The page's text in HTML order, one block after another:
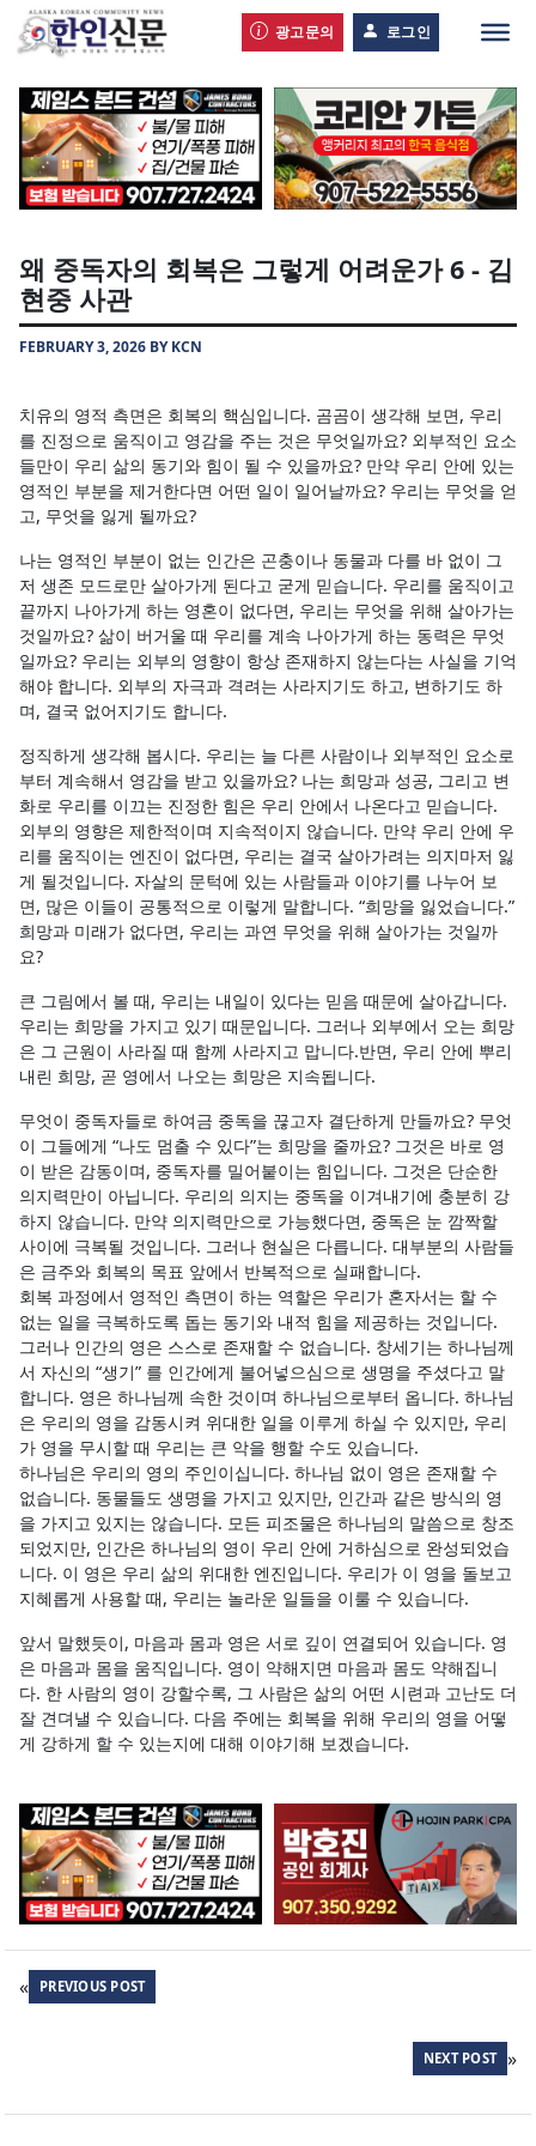
광고문의 로그인
왜 중독자의 회복은 그렇게 어려운가 6 - 김
현중 사관
FEBRUARY 3, 2026 BY KCN
치유의 영적 측면은 회복의 핵심입니다. 곰곰이 생각해 보면, 우리
를 진정으로 움직이고 영감을 주는 것은 무엇일까요? 외부적인 요소
들만이 우리 삶의 동기와 힘이 될 수 있을까요? 만약 우리 안에 있는
영적인 부분을 제거한다면 어떤 일이 일어날까요? 우리는 무엇을 얻
고, 무엇을 잃게 될까요?
나는 영적인 부분이 없는 인간은 곤충이나 동물과 다를 바 없이 그
저 생존 모드로만 살아가게 된다고 굳게 믿습니다. 우리를 움직이고
끝까지 나아가게 하는 영혼이 없다면, 우리는 무엇을 위해 살아가는
것일까요? 삶이 버거울 때 우리를 계속 나아가게 하는 동력은 무엇
일까요? 우리는 외부의 영향이 항상 존재하지 않는다는 사실을 기억
해야 합니다. 외부의 자극과 격려는 사라지기도 하고, 변하기도 하
며, 결국 없어지기도 합니다.
정직하게 생각해 봅시다. 우리는 늘 다른 사람이나 외부적인 요소로
부터 계속해서 영감을 받고 있을까요? 나는 희망과 성공, 그리고 변
화로 우리를 이끄는 진정한 힘은 우리 안에서 나온다고 믿습니다.
외부의 영향은 제한적이며 지속적이지 않습니다. 만약 우리 안에 우
리를 움직이는 엔진이 없다면, 우리는 결국 살아가려는 의지마저 잃
게 될것입니다. 자살의 문턱에 있는 사람들과 이야기를 나누어 보
면, 많은 이들이 공통적으로 이렇게 말합니다. “희망을 잃었습니다.”
희망과 미래가 없다면, 우리는 과연 무엇을 위해 살아가는 것일까
요?
큰 그림에서 볼 때, 우리는 내일이 있다는 믿음 때문에 살아갑니다.
우리는 희망을 가지고 있기 때문입니다. 그러나 외부에서 오는 희망
은 그 근원이 사라질 때 함께 사라지고 맙니다.반면, 우리 안에 뿌리
내린 희망, 곧 영에서 나오는 희망은 지속됩니다.
무엇이 중독자들로 하여금 중독을 끊고자 결단하게 만들까요? 무엇
이 그들에게 “나도 멈출 수 있다”는 희망을 줄까요? 그것은 바로 영
이 받은 감동이며, 중독자를 밀어붙이는 힘입니다. 그것은 단순한
의지력만이 아닙니다. 우리의 의지는 중독을 이겨내기에 충분히 강
하지 않습니다. 만약 의지력만으로 가능했다면, 중독은 눈 깜짝할
사이에 극복될 것입니다. 그러나 현실은 다릅니다. 대부분의 사람들
은 금주와 회복의 목표 앞에서 반복적으로 실패합니다.
회복 과정에서 영적인 측면이 하는 역할은 우리가 혼자서는 할 수
없는 일을 극복하도록 돕는 동기와 내적 힘을 제공하는 것입니다.
그러나 인간의 영은 스스로 존재할 수 없습니다. 창세기는 하나님께
서 자신의 “생기” 를 인간에게 불어넣으심으로 생명을 주셨다고 말
합니다. 영은 하나님께 속한 것이며 하나님으로부터 옵니다. 하나님
은 우리의 영을 감동시켜 위대한 일을 이루게 하실 수 있지만, 우리
가 영을 무시할 때 우리는 큰 악을 행할 수도 있습니다.
하나님은 우리의 영의 주인이십니다. 하나님 없이 영은 존재할 수
없습니다. 동물들도 생명을 가지고 있지만, 인간과 같은 방식의 영
을 가지고 있지는 않습니다. 모든 피조물은 하나님의 말씀으로 창조
되었지만, 인간은 하나님의 영이 우리 안에 거하심으로 완성되었습
니다. 이 영은 우리 삶의 위대한 엔진입니다. 우리가 이 영을 돌보고
지혜롭게 사용할 때, 우리는 놀라운 일들을 이룰 수 있습니다.
앞서 말했듯이, 마음과 몸과 영은 서로 깊이 연결되어 있습니다. 영
은 마음과 몸을 움직입니다. 영이 약해지면 마음과 몸도 약해집니
다. 한 사람의 영이 강할수록, 그 사람은 삶의 어떤 시련과 고난도 더
잘 견뎌낼 수 있습니다. 다음 주에는 회복을 위해 우리의 영을 어떻
게 강하게 할 수 있는지에 대해 이야기해 보겠습니다.
« PREVIOUS POST
NEXT POST »